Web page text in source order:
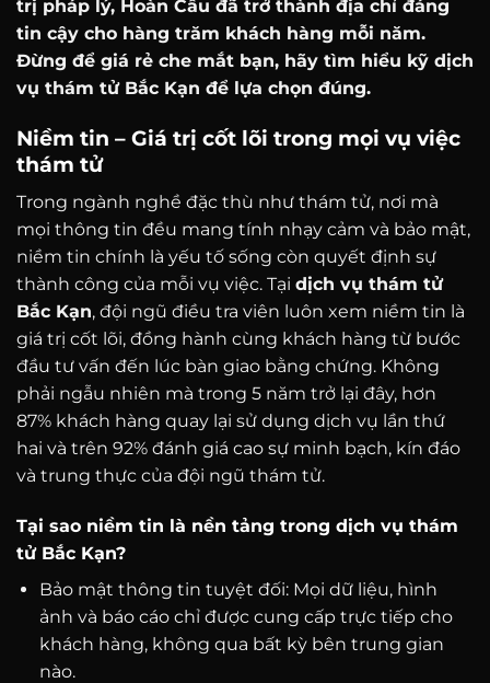
trị pháp lý, Hoàn Cầu đã trở thành địa chỉ đáng
tin cậy cho hàng trăm khách hàng mỗi năm.
Đừng để giá rẻ che mắt bạn, hãy tìm hiểu kỹ dịch
vụ thám tử Bắc Kạn để lựa chọn đúng.
Niềm tin – Giá trị cốt lõi trong mọi vụ việc
thám tử
Trong ngành nghề đặc thù như thám tử, nơi mà
mọi thông tin đều mang tính nhạy cảm và bảo mật,
niềm tin chính là yếu tố sống còn quyết định sự
thành công của mỗi vụ việc. Tại dịch vụ thám tử
Bắc Kạn, đội ngũ điều tra viên luôn xem niềm tin là
giá trị cốt lõi, đồng hành cùng khách hàng từ bước
đầu tư vấn đến lúc bàn giao bằng chứng. Không
phải ngẫu nhiên mà trong 5 năm trở lại đây, hơn
87% khách hàng quay lại sử dụng dịch vụ lần thứ
hai và trên 92% đánh giá cao sự minh bạch, kín đáo
và trung thực của đội ngũ thám tử.
Tại sao niềm tin là nền tảng trong dịch vụ thám
tử Bắc Kạn?
Bảo mật thông tin tuyệt đối: Mọi dữ liệu, hình
ảnh và báo cáo chỉ được cung cấp trực tiếp cho
khách hàng, không qua bất kỳ bên trung gian
nào.